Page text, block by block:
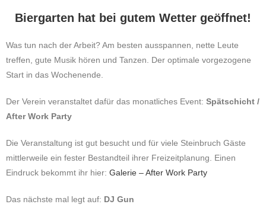
Biergarten hat bei gutem Wetter geöffnet!
Was tun nach der Arbeit? Am besten ausspannen, nette Leute
treffen, gute Musik hören und Tanzen. Der optimale vorgezogene
Start in das Wochenende.
Der Verein veranstaltet dafür das monatliches Event: Spätschicht /
After Work Party
Die Veranstaltung ist gut besucht und für viele Steinbruch Gäste
mittlerweile ein fester Bestandteil ihrer Freizeitplanung. Einen
Eindruck bekommt ihr hier: Galerie – After Work Party
Das nächste mal legt auf: DJ Gun